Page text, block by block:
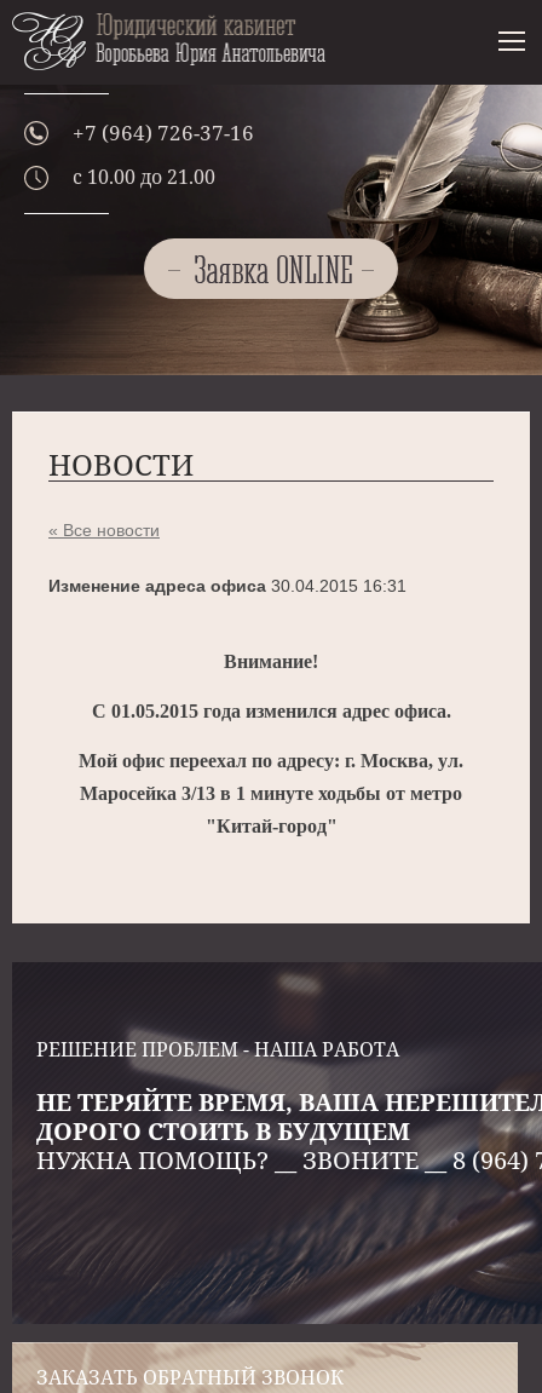
+7 (964) 726-37-16
с 10.00 до 21.00
Кнопка
НОВОСТИ
« Все новости
Изменение адреса офиса 30.04.2015 16:31
Внимание!
С 01.05.2015 года изменился адрес офиса.
Мой офис переехал по адресу: г. Москва, ул.
Маросейка 3/13 в 1 минуте ходьбы от метро
"Китай-город"
РЕШЕНИЕ ПРОБЛЕМ - НАША РАБОТА
НЕ ТЕРЯЙТЕ ВРЕМЯ, ВАША
ДОРОГО СТОИТЬ В БУДУЩЕМ
НУЖНА ПОМОЩЬ? __ ЗВОНИТЕ __ 8 (964)
ЗАКАЗАТЬ ОБРАТНЫЙ ЗВОНОК